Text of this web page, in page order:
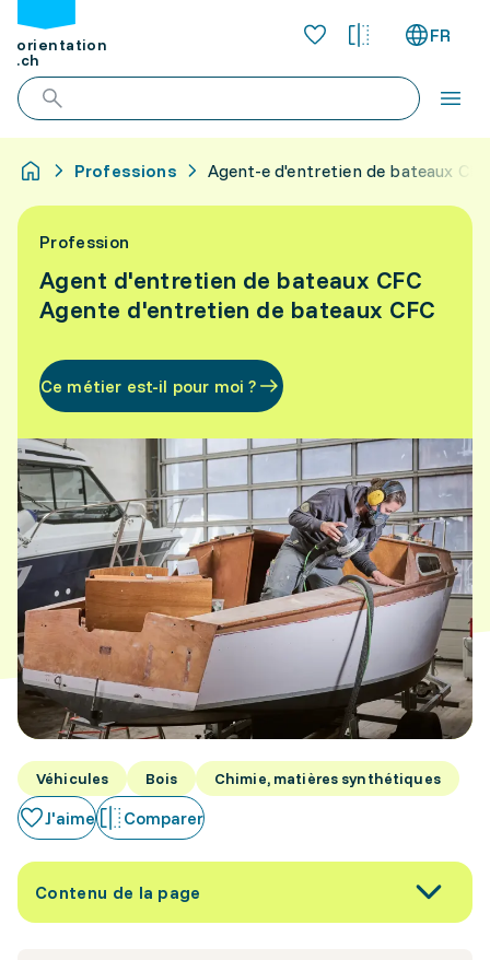
orientation
.ch
FR
Professions Agent-e d'entretien de bateaux CFC
Profession
Agent d'entretien de bateaux CFC
Agente d'entretien de bateaux CFC
Ce métier est-il pour moi ?
Véhicules Bois Chimie, matières synthétiques
J'aime Comparer
Contenu de la page